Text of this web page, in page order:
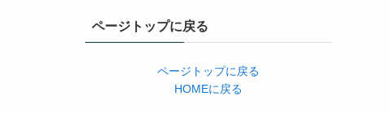
ーページトップに戻る
ページトップに戻る
HOMEに戻る